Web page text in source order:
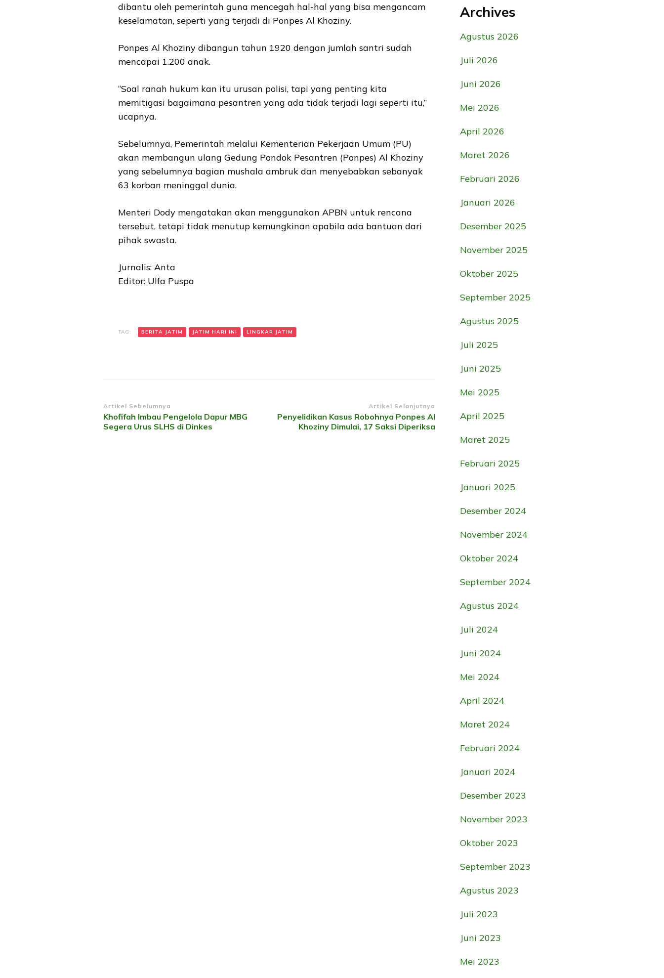
dibantu oleh pemerintah guna mencegah hal-hal yang bisa mengancam
keselamatan, seperti yang terjadi di Ponpes Al Khoziny.
Ponpes Al Khoziny dibangun tahun 1920 dengan jumlah santri sudah
mencapai 1.200 anak.
“Soal ranah hukum kan itu urusan polisi, tapi yang penting kita
memitigasi bagaimana pesantren yang ada tidak terjadi lagi seperti itu,”
ucapnya.
Sebelumnya, Pemerintah melalui Kementerian Pekerjaan Umum (PU)
akan membangun ulang Gedung Pondok Pesantren (Ponpes) Al Khoziny
yang sebelumnya bagian mushala ambruk dan menyebabkan sebanyak
63 korban meninggal dunia.
Menteri Dody mengatakan akan menggunakan APBN untuk rencana
tersebut, tetapi tidak menutup kemungkinan apabila ada bantuan dari
pihak swasta.
Jurnalis: Anta
Editor: Ulfa Puspa
TAG: BERITA JATIM JATIM HARI INI LINGKAR JATIM
Navigasi
Artikel
Artikel Sebelumnya
Khofifah Imbau Pengelola Dapur MBG
Segera Urus SLHS di Dinkes
Artikel Selanjutnya
Penyelidikan Kasus Robohnya Ponpes Al
Khoziny Dimulai, 17 Saksi Diperiksa
Archives
Agustus 2026
Juli 2026
Juni 2026
Mei 2026
April 2026
Maret 2026
Februari 2026
Januari 2026
Desember 2025
November 2025
Oktober 2025
September 2025
Agustus 2025
Juli 2025
Juni 2025
Mei 2025
April 2025
Maret 2025
Februari 2025
Januari 2025
Desember 2024
November 2024
Oktober 2024
September 2024
Agustus 2024
Juli 2024
Juni 2024
Mei 2024
April 2024
Maret 2024
Februari 2024
Januari 2024
Desember 2023
November 2023
Oktober 2023
September 2023
Agustus 2023
Juli 2023
Juni 2023
Mei 2023